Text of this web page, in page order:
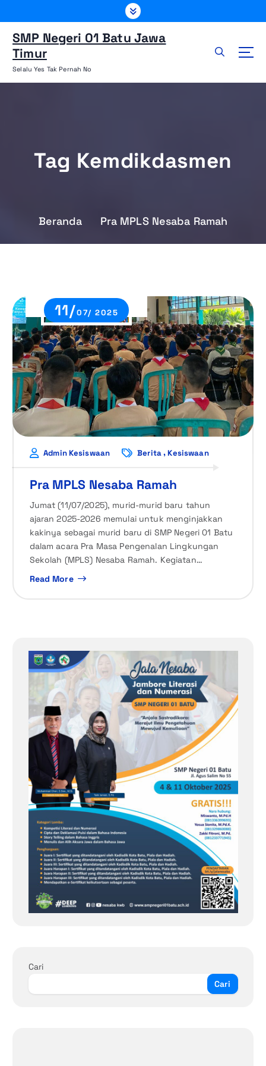
e
SMP Negeri 01 Batu Jawa
Timur
Selalu Yes Tak Pernah No
Tag Kemdikdasmen
Beranda Pra MPLS Nesaba Ramah
11/07/ 2025
Admin Kesiswaan Berita,Kesiswaan
Pra MPLS Nesaba Ramah
Jumat (11/07/2025), murid-murid baru tahun
ajaran 2025-2026 memulai untuk menginjakkan
kakinya sebagai murid baru di SMP Negeri 01 Batu
dalam acara Pra Masa Pengenalan Lingkungan
Sekolah (MPLS) Nesaba Ramah. Kegiatan…
Read More
Cari
Cari